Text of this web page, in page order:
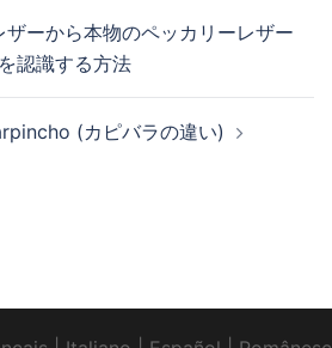
ーから本物のペッカリーレザー
を認識する方法
(カピバラの違い)